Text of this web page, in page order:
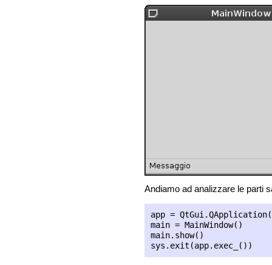
Andiamo ad analizzare le parti
app =
main = MainWindow()
main.show()